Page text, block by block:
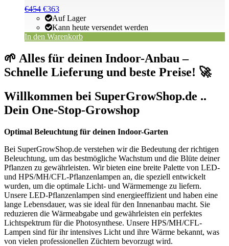
Ursprünglicher
Preis
war:
€454
€454Aktueller
Preis
ist:
€454.
€363
Auf Lager
Kann heute versendet werden
In den Warenkorb
🌱 Alles für deinen Indoor-Anbau –
Schnelle Lieferung und beste Preise! 🚀
Willkommen bei SuperGrowShop.de ..
Dein One-Stop-Growshop
Optimal Beleuchtung für deinen Indoor-Garten
Bei SuperGrowShop.de verstehen wir die Bedeutung der richtigen
Beleuchtung, um das bestmögliche Wachstum und die Blüte deiner
Pflanzen zu gewährleisten. Wir bieten eine breite Palette von LED-
und HPS/MH/CFL-Pflanzenlampen an, die speziell entwickelt
wurden, um die optimale Licht- und Wärmemenge zu liefern.
Unsere LED-Pflanzenlampen sind energieeffizient und haben eine
lange Lebensdauer, was sie ideal für den Innenanbau macht. Sie
reduzieren die Wärmeabgabe und gewährleisten ein perfektes
Lichtspektrum für die Photosynthese. Unsere HPS/MH/CFL-
Lampen sind für ihr intensives Licht und ihre Wärme bekannt, was
von vielen professionellen Züchtern bevorzugt wird.